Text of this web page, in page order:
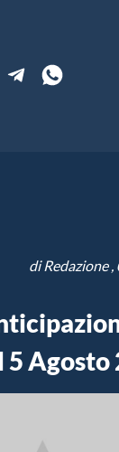
diRedazione,
5 Agosto